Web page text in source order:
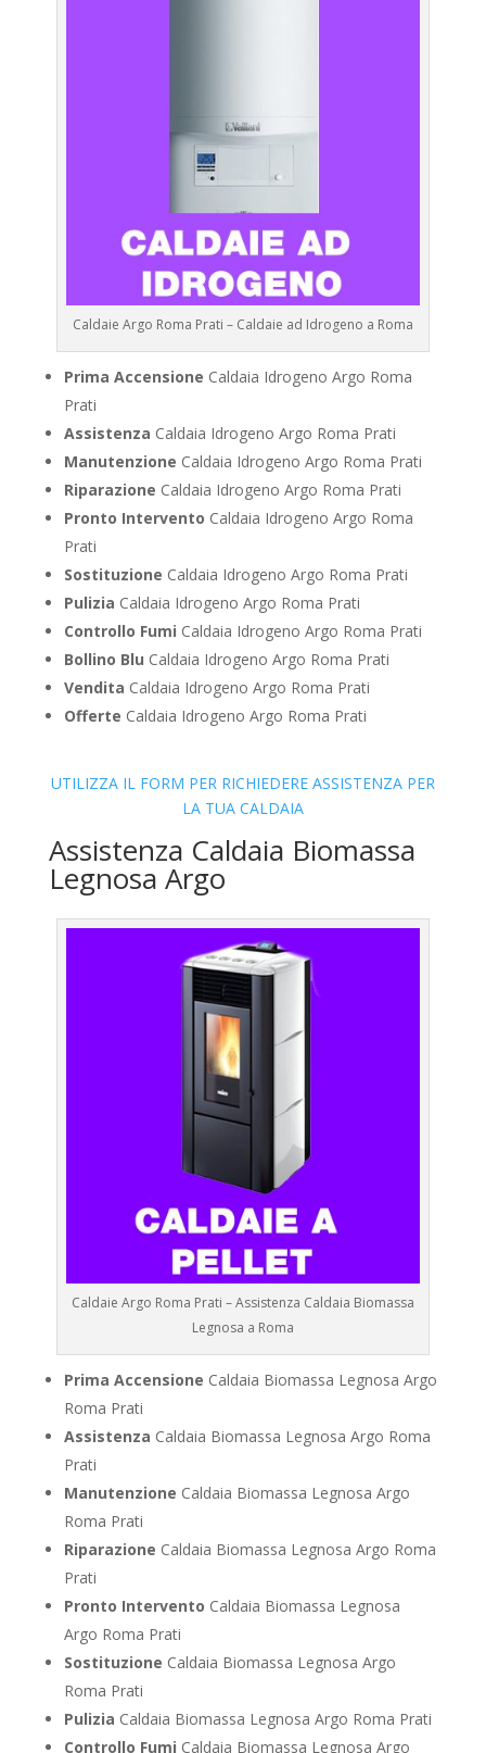
Caldaie Argo Roma Prati – Caldaie ad Idrogeno a Roma
Prima Accensione Caldaia Idrogeno Argo Roma
Prati
Assistenza Caldaia Idrogeno Argo Roma Prati
Manutenzione Caldaia Idrogeno Argo Roma Prati
Riparazione Caldaia Idrogeno Argo Roma Prati
Pronto Intervento Caldaia Idrogeno Argo Roma
Prati
Sostituzione Caldaia Idrogeno Argo Roma Prati
Pulizia Caldaia Idrogeno Argo Roma Prati
Controllo Fumi Caldaia Idrogeno Argo Roma Prati
Bollino Blu Caldaia Idrogeno Argo Roma Prati
Vendita Caldaia Idrogeno Argo Roma Prati
Offerte Caldaia Idrogeno Argo Roma Prati
UTILIZZA IL FORM PER RICHIEDERE ASSISTENZA PER
LA TUA CALDAIA
Assistenza Caldaia Biomassa
Legnosa Argo
Caldaie Argo Roma Prati – Assistenza Caldaia Biomassa
Legnosa a Roma
Prima Accensione Caldaia Biomassa Legnosa Argo
Roma Prati
Assistenza Caldaia Biomassa Legnosa Argo Roma
Prati
Manutenzione Caldaia Biomassa Legnosa Argo
Roma Prati
Riparazione Caldaia Biomassa Legnosa Argo Roma
Prati
Pronto Intervento Caldaia Biomassa Legnosa
Argo Roma Prati
Sostituzione Caldaia Biomassa Legnosa Argo
Roma Prati
Pulizia Caldaia Biomassa Legnosa Argo Roma Prati
Controllo Fumi Caldaia Biomassa Legnosa Argo